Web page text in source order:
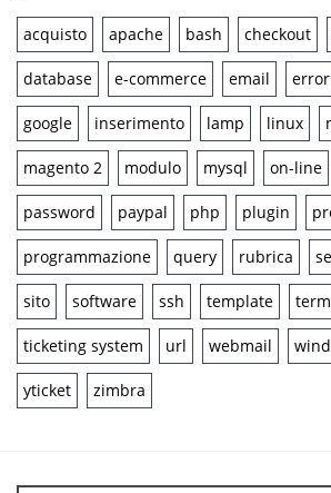
acquisto apache bash checkout
database e-commerce email error
google inserimento lamp linux
magento 2 modulo mysql on-line
password paypal php plugin
programmazione query rubrica
sito software ssh template
ticketing system url webmail
yticket zimbra